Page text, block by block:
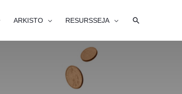
ARKISTO RESURSSEJA HAE